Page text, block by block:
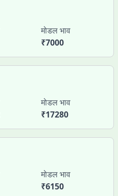
मोडल भाव
₹7000
मोडल भाव
₹17280
मोडल भाव
₹6150